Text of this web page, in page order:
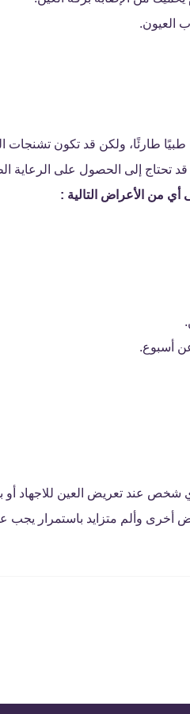
العيون.
طارئًا، ولكن قد تكون تشنجات
تحتاج إلى الحصول على الرعاية
من الأعراض التالية :
أسبوع.
شخص عند تعريض العين للاجهاد
وألم متزايد باستمرار يجب